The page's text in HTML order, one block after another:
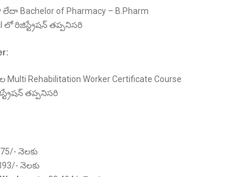
లేదా Bachelor of Pharmacy – B.Pharm
లో రిజిస్ట్రేషన్ తప్పనిసరి
Rehabilitation Worker Certificate Course
తప్పనిసరి
నెలకు
నెలకు